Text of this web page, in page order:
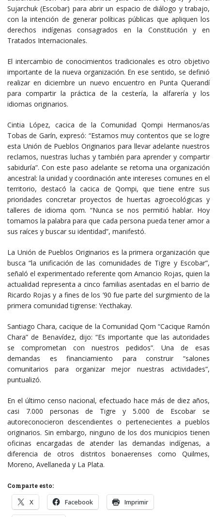
Sujarchuk (Escobar) para abrir un espacio de diálogo y trabajo,
con la intención de generar políticas públicas que apliquen los
derechos indígenas consagrados en la Constitución y en
Tratados Internacionales.
El intercambio de conocimientos tradicionales es otro objetivo
importante de la nueva organización. En ese sentido, se definió
realizar en diciembre un nuevo encuentro en Punta Querandí
para compartir la práctica de la cestería, la alfarería y los
idiomas originarios.
Cintia López, cacica de la Comunidad Qompi Hermanos/as
Tobas de Garín, expresó: “Estamos muy contentos que se logre
esta Unión de Pueblos Originarios para llevar adelante nuestros
reclamos, nuestras luchas y también para aprender y compartir
sabiduría”. Con este paso adelante se retoma una organización
ancestral: la unidad y coordinación ante intereses comunes en el
territorio, destacó la cacica de Qompi, que tiene entre sus
prioridades concretar proyectos de huertas agroecológicas y
talleres de idioma qom. “Nunca se nos permitió hablar. Hoy
tomamos la palabra para que cada persona pueda tener amor a
sus raíces y buscar su identidad”, manifestó.
La Unión de Pueblos Originarios es la primera organización que
busca “la unificación de las comunidades de Tigre y Escobar”,
señaló el experimentado referente qom Amancio Rojas, quien la
actualidad representa a cinco familias asentadas en el barrio de
Ricardo Rojas y a fines de los ’90 fue parte del surgimiento de la
primera comunidad tigrense: Yecthakay.
Santiago Chara, cacique de la Comunidad Qom “Cacique Ramón
Chara” de Benavídez, dijo: “Es importante que las autoridades
se comprometan con nuestros pedidos”. Una de esas
demandas es financiamiento para construir “salones
comunitarios para organizar mejor nuestras actividades”,
puntualizó.
En el último censo nacional, efectuado hace más de diez años,
casi 7.000 personas de Tigre y 5.000 de Escobar se
autoreconocieron descendientes o pertenecientes a pueblos
originarios. Sin embargo, ninguno de los dos municipios tienen
oficinas encargadas de atender las demandas indígenas, a
diferencia de otros distritos bonaerenses como Quilmes,
Moreno, Avellaneda y La Plata.
Comparte esto:
X Facebook Imprimir